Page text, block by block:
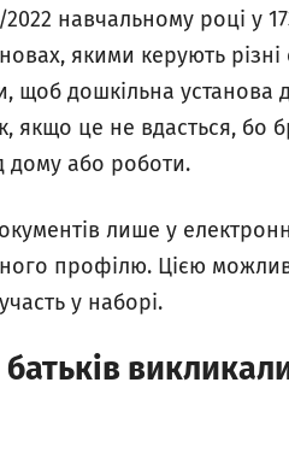
навчальному році у
якими керують
щоб дошкільна
якщо це не вдасться, бо
дому або роботи.
лише у
профілю. Цією
у наборі.